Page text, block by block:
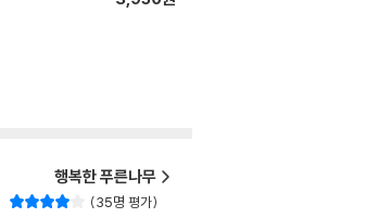
행복한 푸른나무
35명 평가